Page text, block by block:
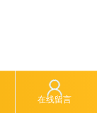
PT100；
M27*1.5 温
在线留言